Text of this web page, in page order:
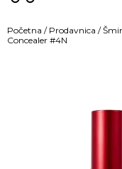
Početna / Prodavnica /
Concealer #4N